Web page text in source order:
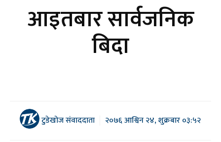
आइतबार सार्वजनिक
बिदा
टुडेखोज संवाददाता २०७६ आश्विन २४, शुक्रबार ०३:५२